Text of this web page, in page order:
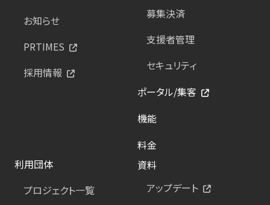
お知らせ
PRTIMES
採用情報
募集決済
支援者管理
セキュリティ
ポータル/集客
機能
料金
利用団体
プロジェクト一覧
資料
アップデート